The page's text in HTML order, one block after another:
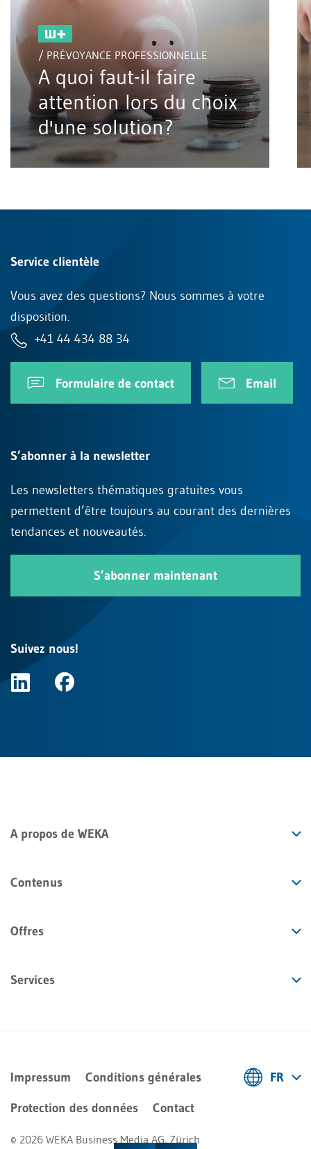
/ PRÉVOYANCE PROFESSIONNELLE
A quoi faut-il faire
attention lors du choix
d'une solution?
Service clientèle
Vous avez des questions? Nous sommes à votre
disposition.
+41 44 434 88 34
Formulaire de contact Email
S’abonner à la newsletter
Les newsletters thématiques gratuites vous
permettent d’être toujours au courant des dernières
tendances et nouveautés.
S’abonner maintenant
Suivez nous!
A propos de WEKA
Contenus
Offres
Services
Impressum
Conditions générales
Protection des données
Contact
© 2026 WEKA Business Media AG, Zürich
FR